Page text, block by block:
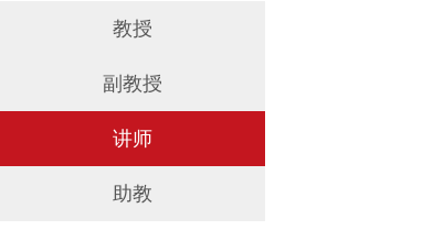
教授
副教授
讲师
助教